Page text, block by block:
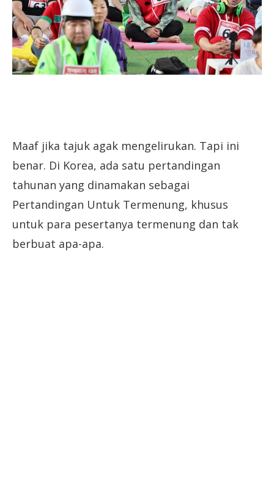
Maaf jika tajuk agak mengelirukan. Tapi ini
benar. Di Korea, ada satu pertandingan
tahunan yang dinamakan sebagai
Pertandingan Untuk Termenung, khusus
untuk para pesertanya termenung dan tak
berbuat apa-apa.